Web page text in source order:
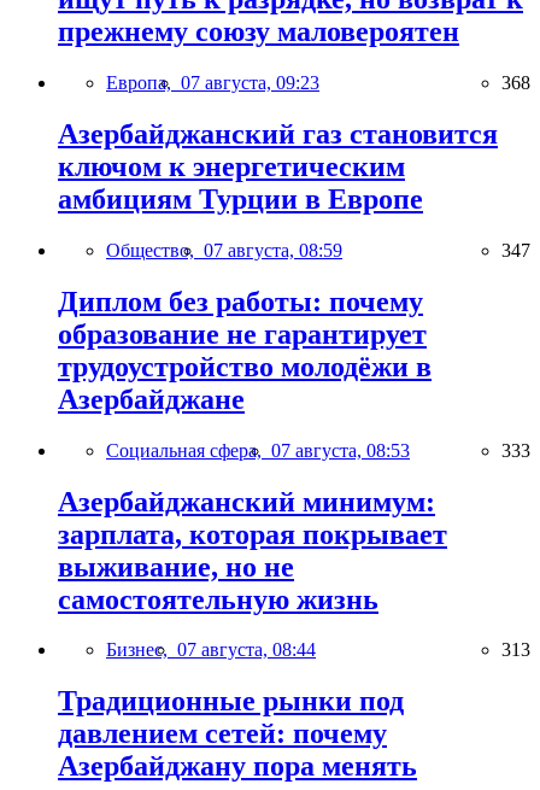
прежнему союзу маловероятен
Европа, 07 августа, 09:23 368
Азербайджанский газ становится
ключом к энергетическим
амбициям Турции в Европе
Общество, 07 августа, 08:59 347
Диплом без работы: почему
образование не гарантирует
трудоустройство молодёжи в
Азербайджане
Социальная сфера, 07 августа, 08:53 333
Азербайджанский минимум:
зарплата, которая покрывает
выживание, но не
самостоятельную жизнь
Бизнес, 07 августа, 08:44 313
Традиционные рынки под
давлением сетей: почему
Азербайджану пора менять